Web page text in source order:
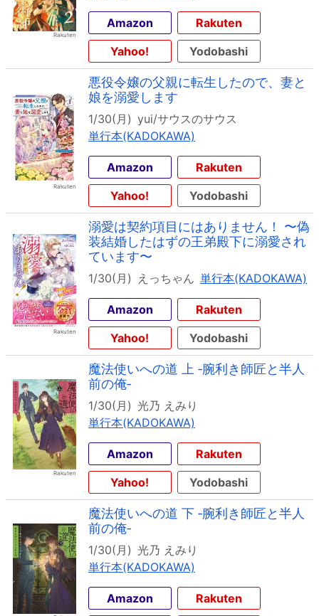
Amazon
Rakuten
Yahoo!
Yodobashi
悪役令嬢の父親に転生したので、妻と
娘を溺愛します
1/30(月) yui/サウスのサウス
単行本(KADOKAWA)
Amazon
Rakuten
Yahoo!
Yodobashi
溺愛は契約項目にはありません！ 〜偽
装結婚したはずの王弟殿下に溺愛され
ています〜
1/30(月) えっちゃん 単行本(KADOKAWA)
Amazon
Rakuten
Yahoo!
Yodobashi
魔法使いへの道 上 ‐腕利き師匠と半人
前の俺‐
1/30(月) 光乃 えみり
単行本(KADOKAWA)
Amazon
Rakuten
Yahoo!
Yodobashi
魔法使いへの道 下 ‐腕利き師匠と半人
前の俺‐
1/30(月) 光乃 えみり
単行本(KADOKAWA)
Amazon Rakuten